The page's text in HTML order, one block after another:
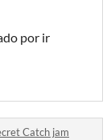
por ir
Catch jam